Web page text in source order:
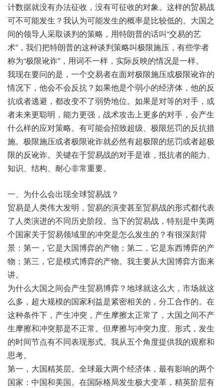
计数据就没有办法征收，没有可征收的对象。这样的贸易战
可不可能发生？我认为可能发生的概率是比较低的。大国之
间的领导人采取谈判的策略，用特朗普的话叫“交易的艺
术”，我们把特朗普的这种谈判策略叫极限施压，有些学者
称为“极限讹诈”，用词不一样，实际反映的情况是一样。
我现在要问的是，一个交易者在面对极限施压或极限讹诈的
情况下，他会不会反抗？如果他是个弱小的经济体，他的反
抗或者逃避，都改变不了弱势地位。如果是对等的对手，或
者未来更聪明，能力更强，战术攻击上更多的对手，会产生
什么样的应对策略。有可能会招致超级、极限惩罚的反抗措
施。极限施压或者极限讹诈就必然有超极限的惩罚或者超极
限的反讹诈。关键在于贸易战的对手是谁，抵抗者的能力、
知识、结构、耐心非常重要。
一、为什么会出现全球贸易战？
贸易是人类伟大发明，贸易的演变甚至贸易战的形式都代表
了人类演进的不同历史阶段。当下的贸易战，特别是中美两
个国家关于贸易领域里的冲突是怎么发生的？有很深刻背
景：第一，它是大国博弈的产物；第二，它是东西博弈的产
物；第三，它是模式博弈的产物。我主要从大国博弈方面来
讲。
为什么大国之间会产生贸易博弈？地球就这么大，市场就这
么多，超大规模的国家利益是紧密相关的，分工合作的。在
这种条件下，产生冲突，产生摩擦太正常了，大国之间不产
生摩擦和冲突那是不正常。但摩擦与冲突力度、形式，发生
的时间节点有不同表现形式。我从五个角度提供我的观察和
思考。
第一，大国精英层。全球最大两个经济体，最有影响的两个
国家：中国和美国。在国际格局发生极大变革，精英阶层有